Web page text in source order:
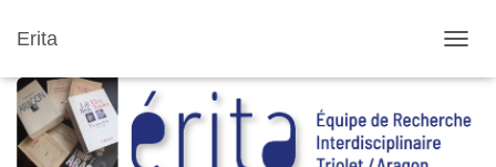
Erita